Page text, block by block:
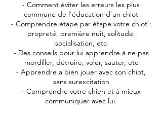
- Comment éviter les erreurs les plus
commune de l'éducation d'un chiot
- Comprendre étape par étape votre chiot :
propreté, première nuit, solitude,
socialisation, etc
- Des conseils pour lui apprendre à ne pas
mordiller, détruire, voler, sauter, etc
- Apprendre a bien jouer avec son chiot,
sans surexcitation
- Comprendre votre chien et à mieux
communiquer avec lui.